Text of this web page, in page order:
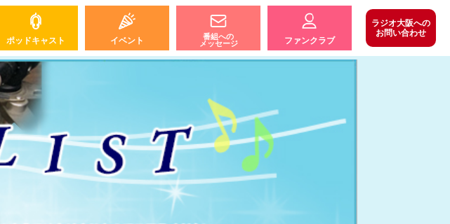
ポッドキャスト イベント
番組への
メッセージ
ファンクラブ
ラジオ大阪への
お問い合わせ